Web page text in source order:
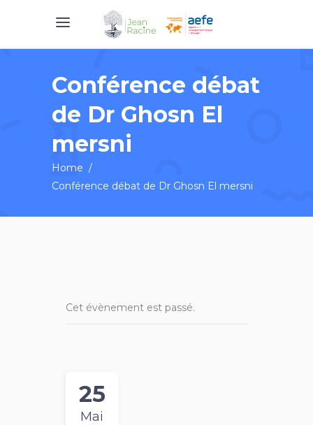
Conférence débat
de Dr Ghosn El
mersni
Home /
Conférence débat de Dr Ghosn El mersni
Cet évènement est passé.
25
Mai